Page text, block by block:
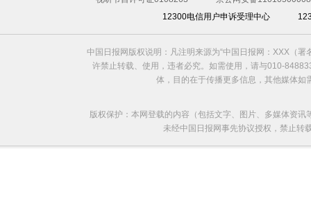
12300电信用户申诉受理中心
中国日报网版权说明：凡注明来源为“中国日报网：XXX（
许禁止转载、使用，违者必究。如需使用，请与010-
体，目的在于传播更多信息，其他媒体
版权保护：本网登载的内容（包括文字、图片、多媒体资
未经中国日报网事先协议授权，禁止转